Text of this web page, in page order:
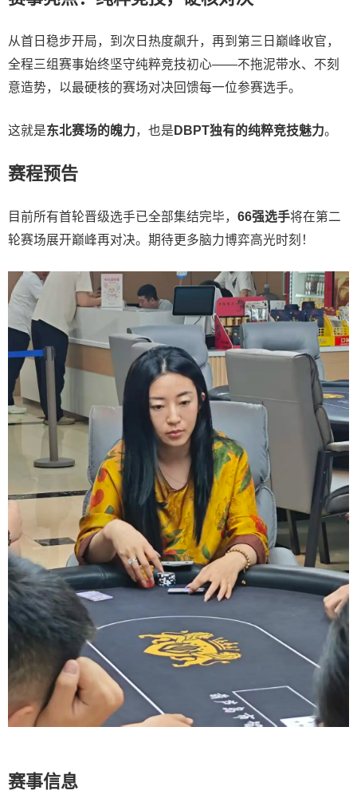
从首日稳步开局，到次日热度飙升，再到第三日巅峰收官，
全程三组赛事始终坚守纯粹竞技初心——不拖泥带水、不刻
意造势，以最硬核的赛场对决回馈每一位参赛选手。
这就是东北赛场的魄力，也是 DBPT独有的纯粹竞技魅力。
赛程预告
目前所有首轮晋级选手已全部集结完毕， 66强选手将在第二
轮赛场展开巅峰再对决。期待更多脑力博弈高光时刻！
赛事信息